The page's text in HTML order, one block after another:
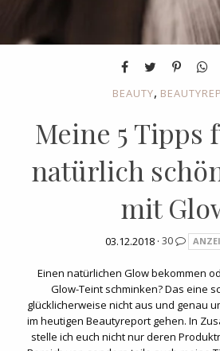
BEAUTY,
Meine 5 Tipps
natürlich
mit
03.12.2018 · 30
Einen natürlichen Glow bekommen
Glow-Teint schminken? Das eine
glücklicherweise nicht aus und genau
im heutigen Beautyreport gehen. In
stelle ich euch nicht nur deren